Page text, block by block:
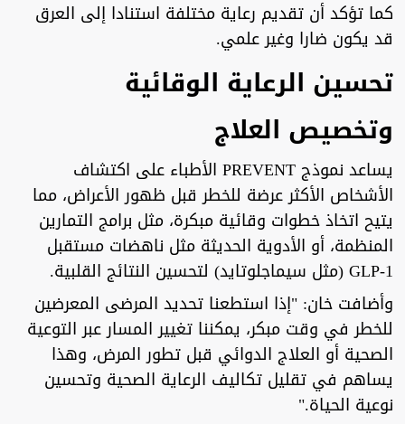
كما تؤكد أن تقديم رعاية مختلفة استنادا إلى العرق
قد يكون ضارا وغير علمي.
تحسين الرعاية الوقائية
وتخصيص العلاج
يساعد نموذج PREVENT الأطباء على اكتشاف
الأشخاص الأكثر عرضة للخطر قبل ظهور الأعراض، مما
يتيح اتخاذ خطوات وقائية مبكرة، مثل برامج التمارين
المنظمة، أو الأدوية الحديثة مثل ناهضات مستقبل
GLP-1 (مثل سيماجلوتايد) لتحسين النتائج القلبية.
وأضافت خان: "إذا استطعنا تحديد المرضى المعرضين
للخطر في وقت مبكر، يمكننا تغيير المسار عبر التوعية
الصحية أو العلاج الدوائي قبل تطور المرض، وهذا
يساهم في تقليل تكاليف الرعاية الصحية وتحسين
نوعية الحياة."